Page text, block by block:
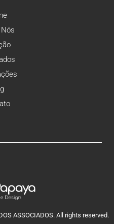
ASSOCIADOS. All rights reserved.